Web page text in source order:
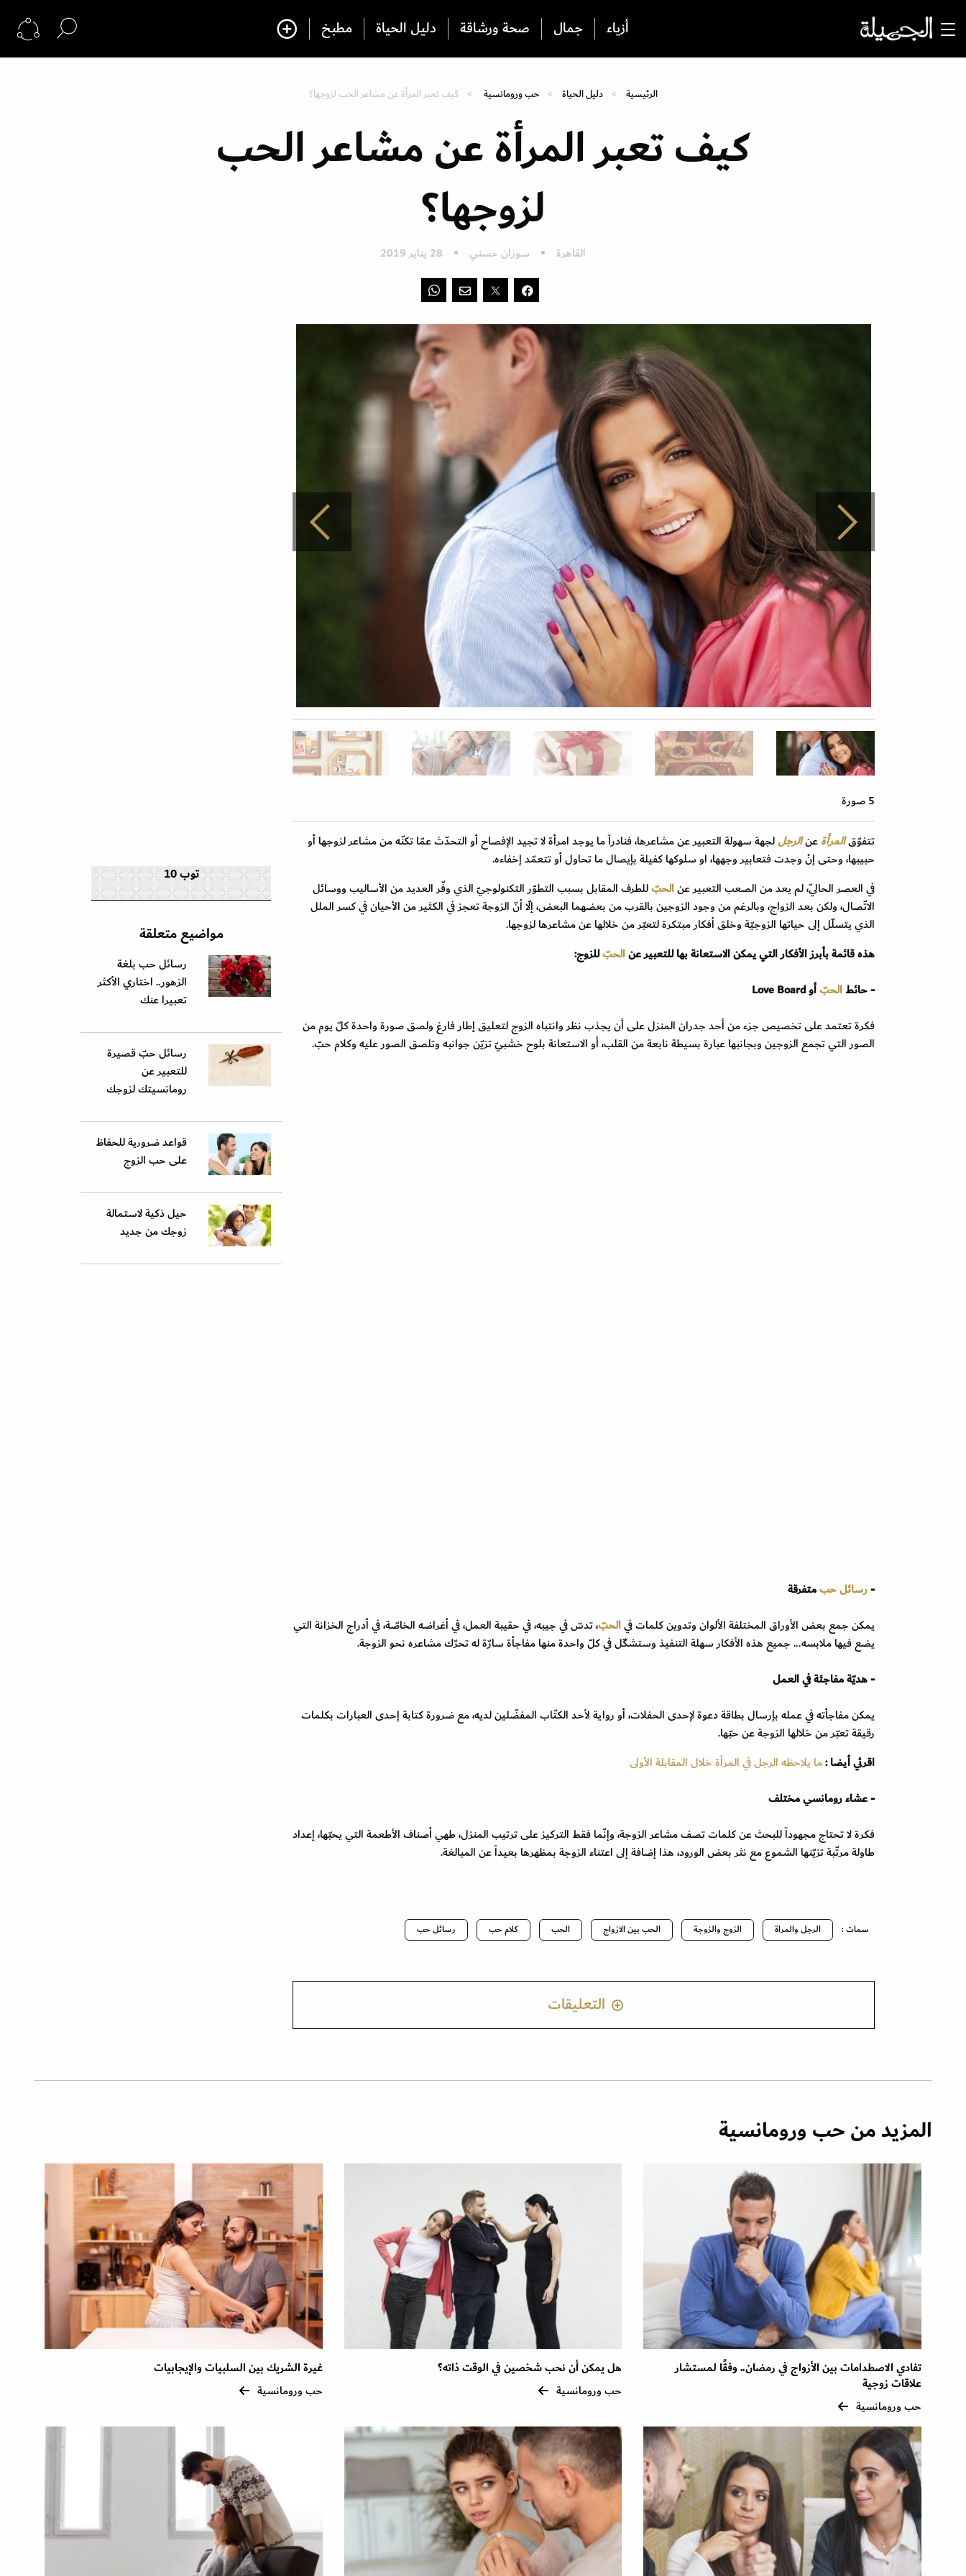
أزياء جمال صحة ورشاقة دليل الحياة مطبخ
الرئيسية دليل الحياة حب ورومانسية كيف تعبر المرأة عن مشاعر الحب لزوجها؟
كيف تعبر المرأة عن مشاعر الحب
لزوجها؟
القاهرة سوزان حسني 28 يناير 2019
5 صورة
تتفوّقالمرأةعنالرجللجهة سهولة التعبير عن مشاعرها، فنادراً ما يوجد امرأة لا تجيد الإفصاح أو التحدّث عمّا تكنّه من مشاعر لزوجها أو
حبيبها، وحتى إنْ وجدت فتعابير وجهها، او سلوكها كفيلة بإيصال ما تحاول أو تتعمّد إخفاءه.
في العصر الحاليّ، لم يعد من الصعب التعبير عنالحبّللطرف المقابل بسبب التطوّر التكنولوجيّ الذي وفّر العديد من الأساليب ووسائل
الاتّصال، ولكن بعد الزواج، وبالرغم من وجود الزوجين بالقرب من بعضهما البعض، إلّا أنّ الزوجة تعجز في الكثير من الأحيان في كسر الملل
الذي يتسلّل إلى حياتها الزوجيّة وخلق أفكار مبتكرة لتعبّر من خلالها عن مشاعرها لزوجها.
هذه قائمة بأبرز الأفكار التي يمكن الاستعانة بها للتعبير عنالحبّللزوج:
- حائطالحبّأو Love Board
فكرة تعتمد على تخصيص جزء من أحد جدران المنزل على أن يجذب نظر وانتباه الزوج لتعليق إطار فارغ ولصق صورة واحدة كلّ يوم من
الصور التي تجمع الزوجين وبجانبها عبارة بسيطة نابعة من القلب، أو الاستعانة بلوح خشبيّ تزيّن جوانبه وتلصق الصور عليه وكلام حبّ.
-رسائل حبمتفرقة
يمكن جمع بعض الأوراق المختلفة الألوان وتدوين كلمات فيالحبّ، تدسّ في جيبه، في حقيبة العمل، في أغراضه الخاصّة، في أدراج الخزانة التي
يضع فيها ملابسه... جميع هذه الأفكار سهلة التنفيذ وستشكّل في كلّ واحدة منها مفاجأة سارّة له تحرّك مشاعره نحو الزوجة.
- هديّة مفاجئة في العمل
يمكن مفاجأته في عمله بإرسال بطاقة دعوة لإحدى الحفلات، أو رواية لأحد الكتّاب المفضّلين لديه، مع ضرورة كتابة إحدى العبارات بكلمات
رقيقة تعبّر من خلالها الزوجة عن حبّها.
اقرئي أيضا :ما يلاحظه الرجل في المرأة خلال المقابلة الأولى
- عشاء رومانسي مختلف
فكرة لا تحتاج مجهوداً للبحث عن كلمات تصف مشاعر الزوجة، وإنّما فقط التركيز على ترتيب المنزل، طهي أصناف الأطعمة التي يحبّها، إعداد
طاولة مرتّبة تزيّنها الشموع مع نثر بعض الورود، هذا إضافة إلى اعتناء الزوجة بمظهرها بعيداً عن المبالغة.
سمات : الرجل والمراة الزوج والزوجة الحب بين الازواج الحب كلام حب رسائل حب
التعليقات
توب 10
مواضيع متعلقة
رسائل حب بلغة
الزهور.. اختاري الأكثر
تعبيرا عنك
رسائل حبّ قصيرة
للتعبير عن
رومانسيتك لزوجك
قواعد ضرورية للحفاظ
على حب الزوج
حيل ذكية لاستمالة
زوجك من جديد
المزيد من حب ورومانسية
تفادي الاصطدامات بين الأزواج في رمضان.. وفقًا لمستشار
علاقات زوجية
حب ورومانسية
هل يمكن أن نحب شخصين في الوقت ذاته؟
حب ورومانسية
غيرة الشريك بين السلبيات والإيجابيات
حب ورومانسية